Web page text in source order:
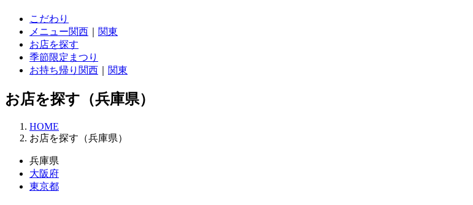
こだわり
メニュー関西
関東
お店を探す
季節限定まつり
お持ち帰り 関西 関東
お店を探す（兵庫県）
HOME
お店を探す（兵庫県）
兵庫県
大阪府
東京都